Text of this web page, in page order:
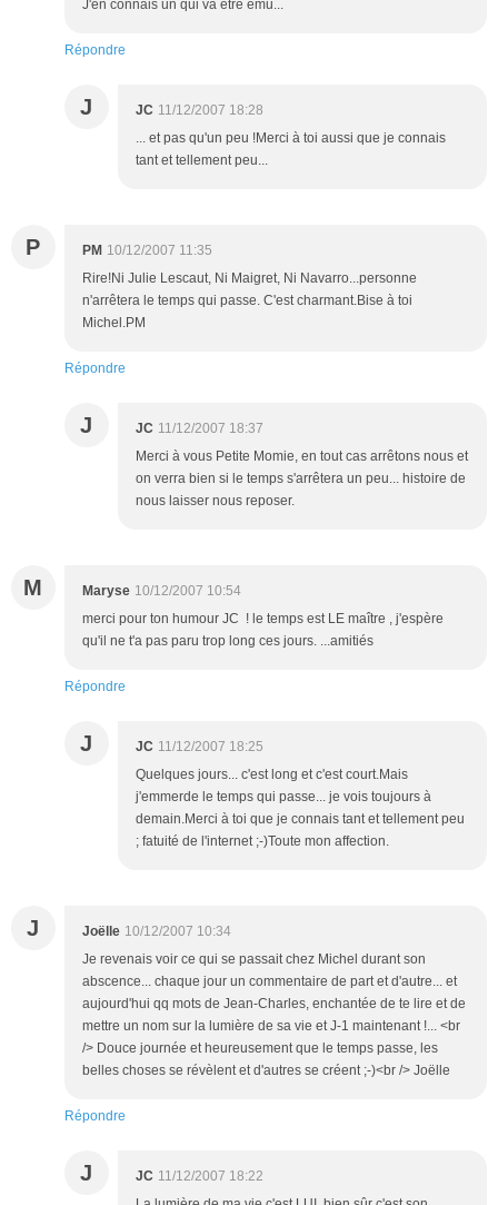
J'en connais un qui va être ému...
Répondre
J JC 11/12/2007 18:28
... et pas qu'un peu !Merci à toi aussi que je connais
tant et tellement peu...
P PM 10/12/2007 11:35
Rire!Ni Julie Lescaut, Ni Maigret, Ni Navarro...personne
n'arrêtera le temps qui passe. C'est charmant.Bise à toi
Michel.PM
Répondre
J JC 11/12/2007 18:37
Merci à vous Petite Momie, en tout cas arrêtons nous et
on verra bien si le temps s'arrêtera un peu... histoire de
nous laisser nous reposer.
M Maryse 10/12/2007 10:54
merci pour ton humour JC ! le temps est LE maître , j'espère
qu'il ne t'a pas paru trop long ces jours. ...amitiés
Répondre
J JC 11/12/2007 18:25
Quelques jours... c'est long et c'est court.Mais
j'emmerde le temps qui passe... je vois toujours à
demain.Merci à toi que je connais tant et tellement peu
; fatuité de l'internet ;-)Toute mon affection.
J Joëlle 10/12/2007 10:34
Je revenais voir ce qui se passait chez Michel durant son
abscence... chaque jour un commentaire de part et d'autre... et
aujourd'hui qq mots de Jean-Charles, enchantée de te lire et de
mettre un nom sur la lumière de sa vie et J-1 maintenant !... <br
/> Douce journée et heureusement que le temps passe, les
belles choses se révèlent et d'autres se créent ;-)<br /> Joëlle
Répondre
J JC 11/12/2007 18:22